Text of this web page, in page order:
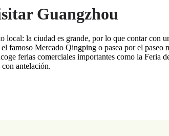
Guangzhou
local: la ciudad es grande, por lo que contar con
famoso Mercado Qingping o pasea por el
ferias comerciales importantes como la Feria
antelación.